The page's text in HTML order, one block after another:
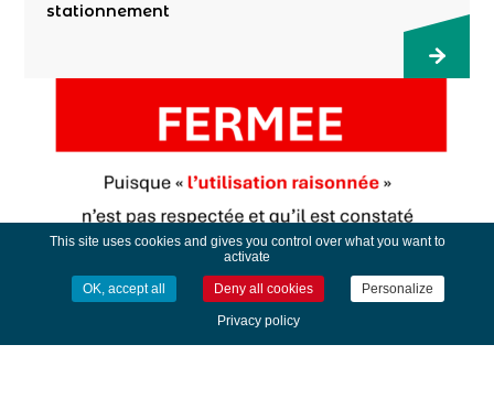
stationnement
Fermeture de la fontaine
This site uses cookies and gives you control over what you want to
activate
OK, accept all Deny all cookies Personalize
Privacy policy